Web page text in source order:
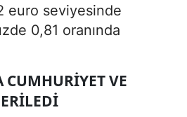
euro seviyesinde
0,81 oranında
CUMHURIYET VE